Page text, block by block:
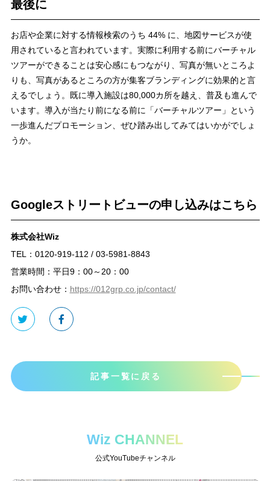
最後に
お店や企業に対する情報検索のうち 44% に、地図サービスが使
用されていると言われています。実際に利用する前にバーチャル
ツアーができることは安心感にもつながり、写真が無いところよ
りも、写真があるところの方が集客ブランディングに効果的と言
えるでしょう。既に導入施設は80,000カ所を越え、普及も進んで
います。導入が当たり前になる前に「バーチャルツアー」という
一歩進んだプロモーション、ぜひ踏み出してみてはいかがでしょ
うか。
Googleストリートビューの申し込みはこちら
株式会社Wiz
TEL：0120-919-112 / 03-5981-8843
営業時間：平日9：00～20：00
お問い合わせ： https://012grp.co.jp/contact/
記事一覧に戻る
Wiz CHANNEL
公式YouTubeチャンネル